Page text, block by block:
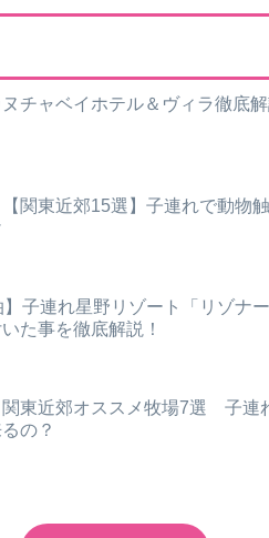
ヌチャベイホテル＆ヴィラ徹底
【関東近郊15選】子連れで動物
】子連れ星野リゾート「リゾナ
た事を徹底解説！
関東近郊オススメ牧場7選 子連
の？